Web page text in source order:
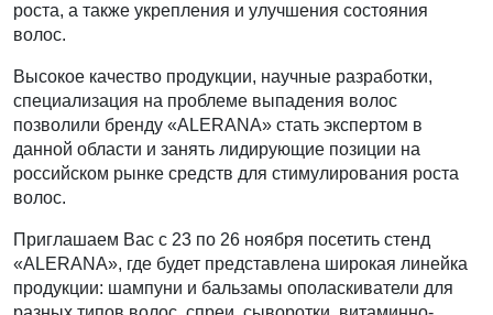
роста, а также укрепления и улучшения состояния
волос.
Высокое качество продукции, научные разработки,
специализация на проблеме выпадения волос
позволили бренду «ALERANA» стать экспертом в
данной области и занять лидирующие позиции на
российском рынке средств для стимулирования роста
волос.
Приглашаем Вас с 23 по 26 ноября посетить стенд
«ALERANA», где будет представлена широкая линейка
продукции: шампуни и бальзамы ополаскиватели для